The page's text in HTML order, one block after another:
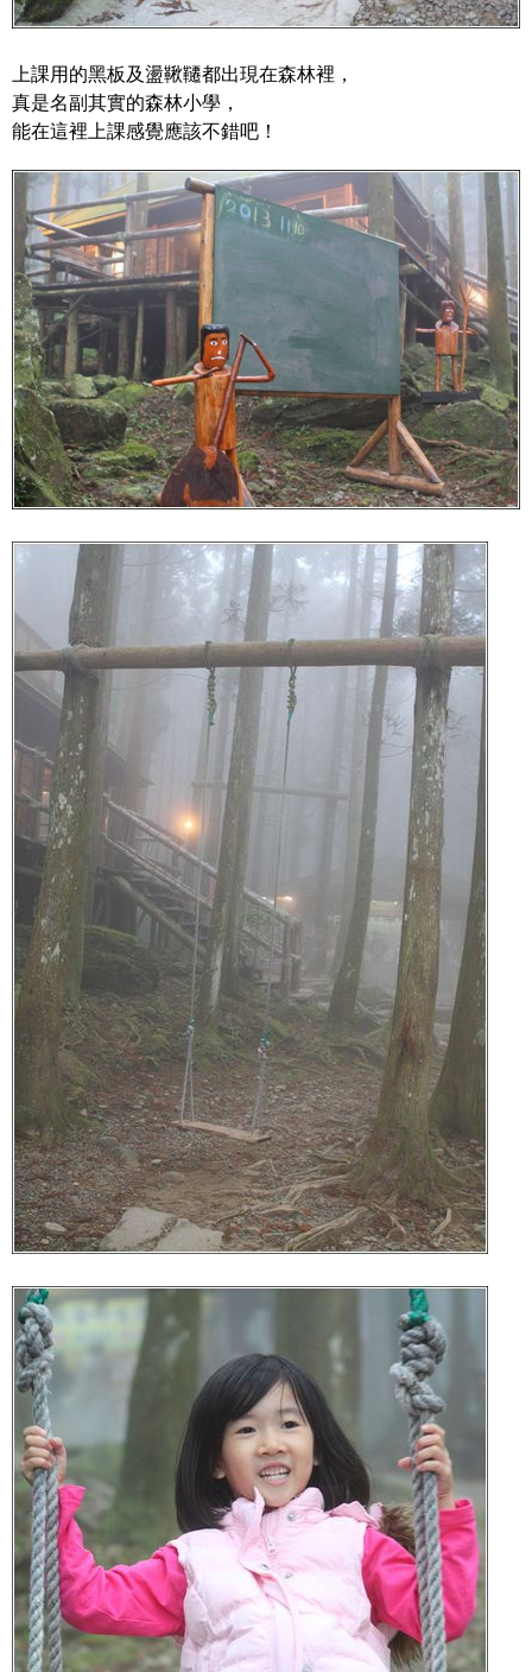
上課用的黑板及盪鞦韆都出現在森林裡，
真是名副其實的森林小學，
能在這裡上課感覺應該不錯吧！